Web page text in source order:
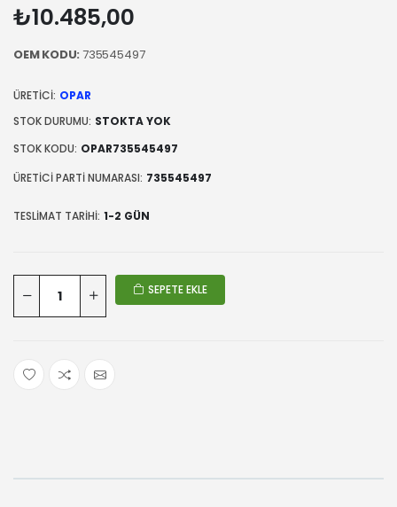
₺10.485,00
OEM KODU:735545497
ÜRETICI: OPAR
STOK DURUMU: STOKTA YOK
STOK KODU: OPAR735545497
ÜRETICI PARTI NUMARASI: 735545497
TESLIMAT TARIHI: 1-2 GÜN
SEPETE EKLE